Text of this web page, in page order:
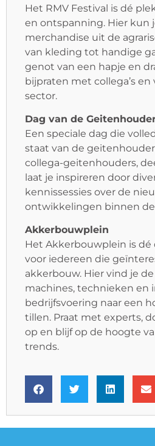
Het RMV Festival is dé
en ontspanning. Hier kun
merchandise uit de
van kleding tot handige
genot van een hapje en
bijpraten met collega’s
sector.
Dag van de
Een speciale dag die
staat van de
collega-geitenhouders,
laat je inspireren door
kennissessies over de
ontwikkelingen binnen
Akkerbouwplein
Het Akkerbouwplein is
voor iedereen die
akkerbouw. Hier vind je
machines, technieken en
bedrijfsvoering naar een
tillen. Praat met experts,
op en blijf op de hoogte
trends.